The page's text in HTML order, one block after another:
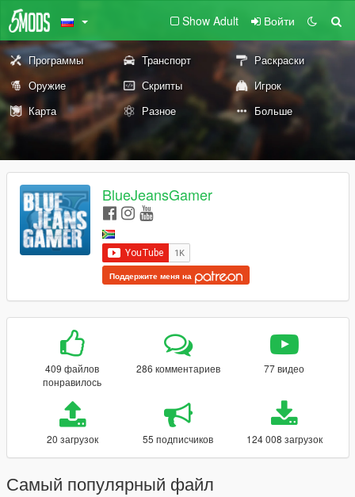
Show Adult Войти
Программы Транспорт
Раскраски
Оружие
Скрипты
Игрок
Карта
Разное Больше
BlueJeansGamer
Поддержите меня на
409 файлов
понравилось
286 комментариев 77 видео
20 загрузок 55 подписчиков 124 008 загрузок
Самый популярный файл